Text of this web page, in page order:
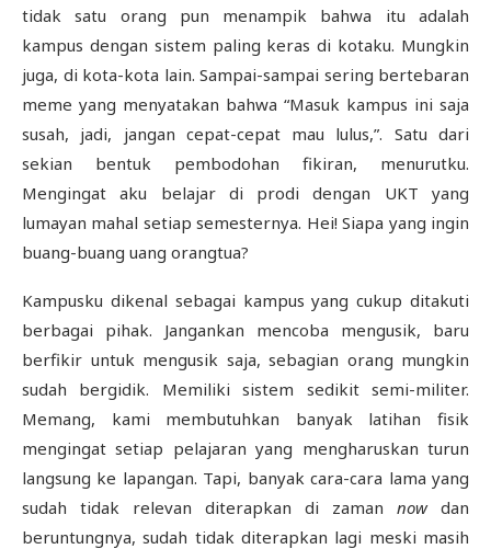
tidak satu orang pun menampik bahwa itu adalah
kampus dengan sistem paling keras di kotaku. Mungkin
juga, di kota-kota lain. Sampai-sampai sering bertebaran
meme yang menyatakan bahwa “Masuk kampus ini saja
susah, jadi, jangan cepat-cepat mau lulus,”. Satu dari
sekian bentuk pembodohan fikiran, menurutku.
Mengingat aku belajar di prodi dengan UKT yang
lumayan mahal setiap semesternya. Hei! Siapa yang ingin
buang-buang uang orangtua?
Kampusku dikenal sebagai kampus yang cukup ditakuti
berbagai pihak. Jangankan mencoba mengusik, baru
berfikir untuk mengusik saja, sebagian orang mungkin
sudah bergidik. Memiliki sistem sedikit semi-militer.
Memang, kami membutuhkan banyak latihan fisik
mengingat setiap pelajaran yang mengharuskan turun
langsung ke lapangan. Tapi, banyak cara-cara lama yang
sudah tidak relevan diterapkan di zaman nowdan
beruntungnya, sudah tidak diterapkan lagi meski masih